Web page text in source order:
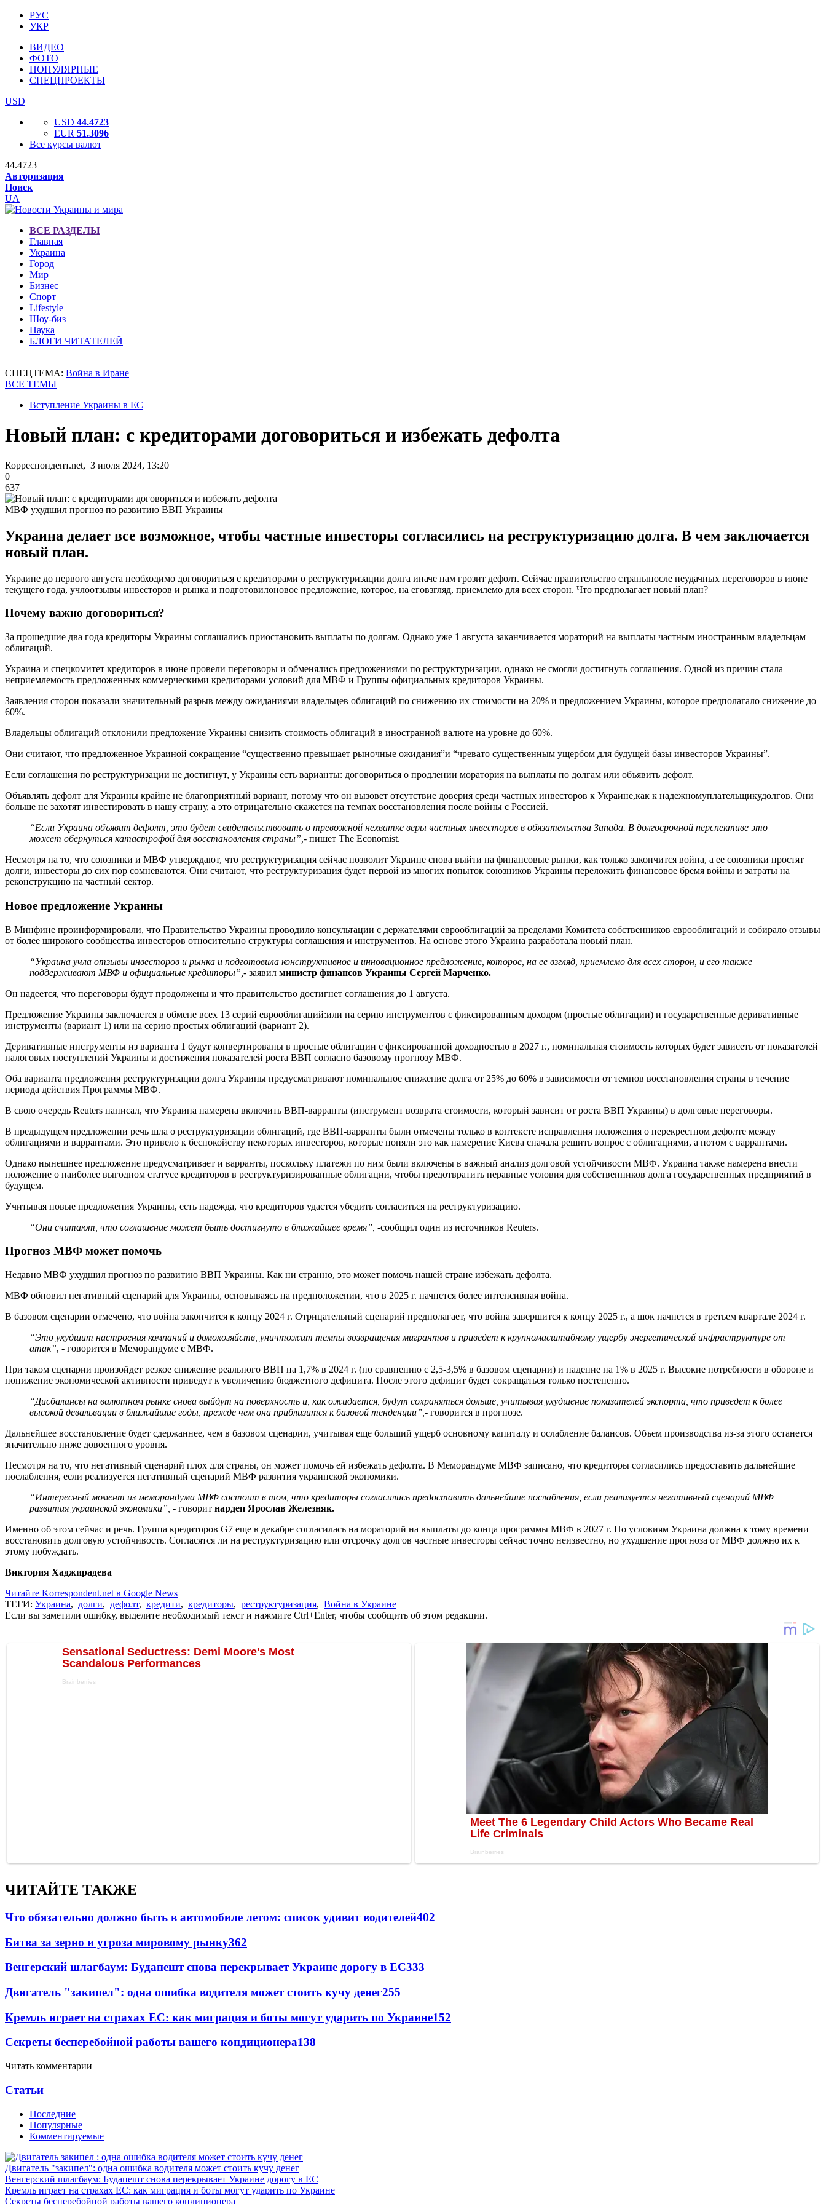
РУС
УКР
ВИДЕО
ФОТО
ПОПУЛЯРНЫЕ
СПЕЦПРОЕКТЫ
USD
USD 44.4723
EUR 51.3096
Все курсы валют
44.4723
Авторизация
Поиск
UA
ВСЕ РАЗДЕЛЫ
Главная
Украина
Город
Мир
Бизнес
Спорт
Lifestyle
Шоу-биз
Наука
БЛОГИ ЧИТАТЕЛЕЙ
СПЕЦТЕМА: Война в Иране
ВСЕ ТЕМЫ
Вступление Украины в ЕС
Новый план: с кредиторами договориться и избежать дефолта
Корреспондент.net, 3 июля 2024, 13:20
0
637
МВФ ухудшил прогноз по развитию ВВП Украины
Украина делает все возможное, чтобы частные инвесторы согласились на реструктуризацию долга. В чем заключается
новый план.
Украине до первого августа необходимо договориться с кредиторами о реструктуризации долга иначе нам грозит дефолт. Сейчас правительство страныпосле неудачных переговоров в июне
текущего года, учлоотзывы инвесторов и рынка и подготовилоновое предложение, которое, на еговзгляд, приемлемо для всех сторон. Что предполагает новый план?
Почему важно договориться?
За прошедшие два года кредиторы Украины соглашались приостановить выплаты по долгам. Однако уже 1 августа заканчивается мораторий на выплаты частным иностранным владельцам
облигаций.
Украина и спецкомитет кредиторов в июне провели переговоры и обменялись предложениями по реструктуризации, однако не смогли достигнуть соглашения. Одной из причин стала
неприемлемость предложенных коммерческими кредиторами условий для МВФ и Группы официальных кредиторов Украины.
Заявления сторон показали значительный разрыв между ожиданиями владельцев облигаций по снижению их стоимости на 20% и предложением Украины, которое предполагало снижение до
60%.
Владельцы облигаций отклонили предложение Украины снизить стоимость облигаций в иностранной валюте на уровне до 60%.
Они считают, что предложенное Украиной сокращение “существенно превышает рыночные ожидания”и “чревато существенным ущербом для будущей базы инвесторов Украины”.
Если соглашения по реструктуризации не достигнут, у Украины есть варианты: договориться о продлении моратория на выплаты по долгам или объявить дефолт.
Объявлять дефолт для Украины крайне не благоприятный вариант, потому что он вызовет отсутствие доверия среди частных инвесторов к Украине,как к надежномуплательщикудолгов. Они
больше не захотят инвестировать в нашу страну, а это отрицательно скажется на темпах восстановления после войны с Россией.
“Если Украина объявит дефолт, это будет свидетельствовать о тревожной нехватке веры частных инвесторов в обязательства Запада. В долгосрочной перспективе это
может обернуться катастрофой для восстановления страны”, - пишет The Economist.
Несмотря на то, что союзники и МВФ утверждают, что реструктуризация сейчас позволит Украине снова выйти на финансовые рынки, как только закончится война, а ее союзники простят
долги, инвесторы до сих пор сомневаются. Они считают, что реструктуризация будет первой из многих попыток союзников Украины переложить финансовое бремя войны и затраты на
реконструкцию на частный сектор.
Новое предложение Украины
В Минфине проинформировали, что Правительство Украины проводило консультации с держателями еврооблигаций за пределами Комитета собственников еврооблигаций и собирало отзывы
от более широкого сообщества инвесторов относительно структуры соглашения и инструментов. На основе этого Украина разработала новый план.
“Украина учла отзывы инвесторов и рынка и подготовила конструктивное и инновационное предложение, которое, на ее взгляд, приемлемо для всех сторон, и его также
поддерживают МВФ и официальные кредиторы” - заявил министр финансов Украины Сергей Марченко.
Он надеется, что переговоры будут продолжены и что правительство достигнет соглашения до 1 августа.
Предложение Украины заключается в обмене всех 13 серий еврооблигаций:или на серию инструментов с фиксированным доходом (простые облигации) и государственные деривативные
инструменты (вариант 1) или на серию простых облигаций (вариант 2).
Деривативные инструменты из варианта 1 будут конвертированы в простые облигации с фиксированной доходностью в 2027 г., номинальная стоимость которых будет зависеть от показателей
налоговых поступлений Украины и достижения показателей роста ВВП согласно базовому прогнозу МВФ.
Оба варианта предложения реструктуризации долга Украины предусматривают номинальное снижение долга от 25% до 60% в зависимости от темпов восстановления страны в течение
периода действия Программы МВФ.
В свою очередь Reuters написал, что Украина намерена включить ВВП-варранты (инструмент возврата стоимости, который зависит от роста ВВП Украины) в долговые переговоры.
В предыдущем предложении речь шла о реструктуризации облигаций, где ВВП-варранты были отмечены только в контексте исправления положения о перекрестном дефолте между
облигациями и варрантами. Это привело к беспокойству некоторых инвесторов, которые поняли это как намерение Киева сначала решить вопрос с облигациями, а потом с варрантами.
Однако нынешнее предложение предусматривает и варранты, поскольку платежи по ним были включены в важный анализ долговой устойчивости МВФ. Украина также намерена внести
положение о наиболее выгодном статусе кредиторов в реструктуризированные облигации, чтобы предотвратить неравные условия для собственников долга государственных предприятий в
будущем.
Учитывая новые предложения Украины, есть надежда, что кредиторов удастся убедить согласиться на реструктуризацию.
“Они считают, что соглашение может быть достигнуто в ближайшее время” , -сообщил один из источников Reuters.
Прогноз МВФ может помочь
Недавно МВФ ухудшил прогноз по развитию ВВП Украины. Как ни странно, это может помочь нашей стране избежать дефолта.
МВФ обновил негативный сценарий для Украины, основываясь на предположении, что в 2025 г. начнется более интенсивная война.
В базовом сценарии отмечено, что война закончится к концу 2024 г. Отрицательный сценарий предполагает, что война завершится к концу 2025 г., а шок начнется в третьем квартале 2024 г.
“Это ухудшит настроения компаний и домохозяйств, уничтожит темпы возвращения мигрантов и приведет к крупномасштабному ущербу энергетической инфраструктуре от
атак”, - говорится в Меморандуме с МВФ.
При таком сценарии произойдет резкое снижение реального ВВП на 1,7% в 2024 г. (по сравнению с 2,5-3,5% в базовом сценарии) и падение на 1% в 2025 г. Высокие потребности в обороне и
понижение экономической активности приведут к увеличению бюджетного дефицита. После этого дефицит будет сокращаться только постепенно.
“Дисбалансы на валютном рынке снова выйдут на поверхность и, как ожидается, будут сохраняться дольше, учитывая ухудшение показателей экспорта, что приведет к более
высокой девальвации в ближайшие годы, прежде чем она приблизится к базовой тенденции” - говорится в прогнозе.
Дальнейшее восстановление будет сдержаннее, чем в базовом сценарии, учитывая еще больший ущерб основному капиталу и ослабление балансов. Объем производства из-за этого останется
значительно ниже довоенного уровня.
Несмотря на то, что негативный сценарий плох для страны, он может помочь ей избежать дефолта. В Меморандуме МВФ записано, что кредиторы согласились предоставить дальнейшие
послабления, если реализуется негативный сценарий МВФ развития украинской экономики.
“Интересный момент из меморандума МВФ состоит в том, что кредиторы согласились предоставить дальнейшие послабления, если реализуется негативный сценарий МВФ
развития украинской экономики” , - говорит нардеп Ярослав Железняк.
Именно об этом сейчас и речь. Группа кредиторов G7 еще в декабре согласилась на мораторий на выплаты до конца программы МВФ в 2027 г. По условиям Украина должна к тому времени
восстановить долговую устойчивость. Согласятся ли на реструктуризацию или отсрочку долгов частные инвесторы сейчас точно неизвестно, но ухудшение прогноза от МВФ должно их к
этому побуждать.
Виктория Хаджирадева
Читайте Korrespondent.net в Google News
ТЕГИ: Украина, долги, дефолт, кредити, кредиторы, реструктуризация, Война в Украине
Если вы заметили ошибку, выделите необходимый текст и нажмите Ctrl+Enter, чтобы сообщить об этом редакции.
ЧИТАЙТЕ ТАКЖЕ
Что обязательно должно быть в автомобиле летом: список удивит водителей402
Битва за зерно и угроза мировому рынку362
Венгерский шлагбаум: Будапешт снова перекрывает Украине дорогу в ЕС333
Двигатель "закипел": одна ошибка водителя может стоить кучу денег255
Кремль играет на страхах ЕС: как миграция и боты могут ударить по Украине152
Секреты бесперебойной работы вашего кондиционера138
Читать комментарии
Статьи
Последние
Популярные
Комментируемые
Двигатель "закипел": одна ошибка водителя может стоить кучу денег
Венгерский шлагбаум: Будапешт снова перекрывает Украине дорогу в ЕС
Кремль играет на страхах ЕС: как миграция и боты могут ударить по Украине
Секреты бесперебойной работы вашего кондиционера